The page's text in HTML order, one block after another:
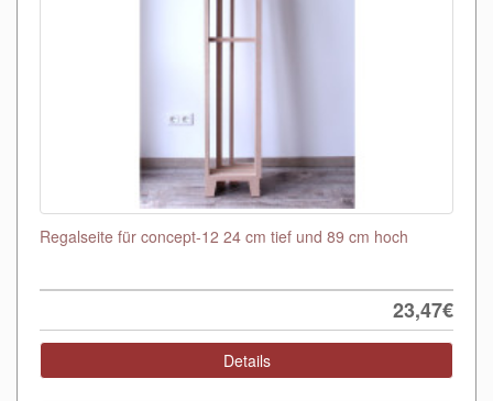
Regalseite für concept-12 24 cm tief und 89 cm hoch
23,47€
Details